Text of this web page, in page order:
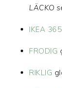
LÄCKO
IKEA
FRODIG
RIKLIG